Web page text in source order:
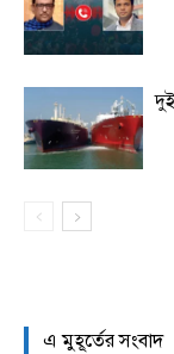
এ মুহূর্তের সংবাদ